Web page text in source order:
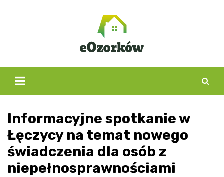
Informacyjne spotkanie w
Łęczycy na temat nowego
świadczenia dla osób z
niepełnosprawnościami